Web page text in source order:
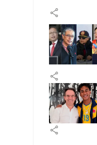
share
share
share